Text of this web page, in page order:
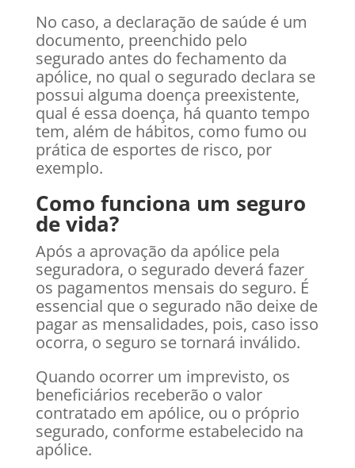
No caso, a declaração de saúde é um
documento, preenchido pelo
segurado antes do fechamento da
apólice, no qual o segurado declara se
possui alguma doença preexistente,
qual é essa doença, há quanto tempo
tem, além de hábitos, como fumo ou
prática de esportes de risco, por
exemplo.
Como funciona um seguro
de vida?
Após a aprovação da apólice pela
seguradora, o segurado deverá fazer
os pagamentos mensais do seguro. É
essencial que o segurado não deixe de
pagar as mensalidades, pois, caso isso
ocorra, o seguro se tornará inválido.
Quando ocorrer um imprevisto, os
beneficiários receberão o valor
contratado em apólice, ou o próprio
segurado, conforme estabelecido na
apólice.